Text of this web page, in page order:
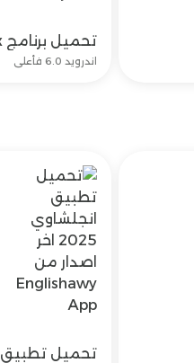
اندرويد 6.0 فأعلى